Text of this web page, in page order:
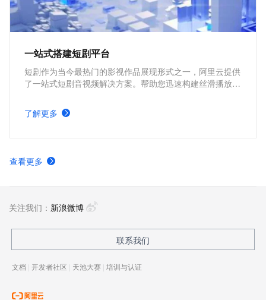
一站式搭建短剧平台
短剧作为当今最热门的影视作品展现形式之一，阿里云提供
了一站式短剧音视频解决方案。帮助您迅速构建丝滑播放体
能生产的短剧平台。
了解更多
查看更多
关注我们： 新浪微博
联系我们
文档 | 开发者社区 | 天池大赛 | 培训与认证